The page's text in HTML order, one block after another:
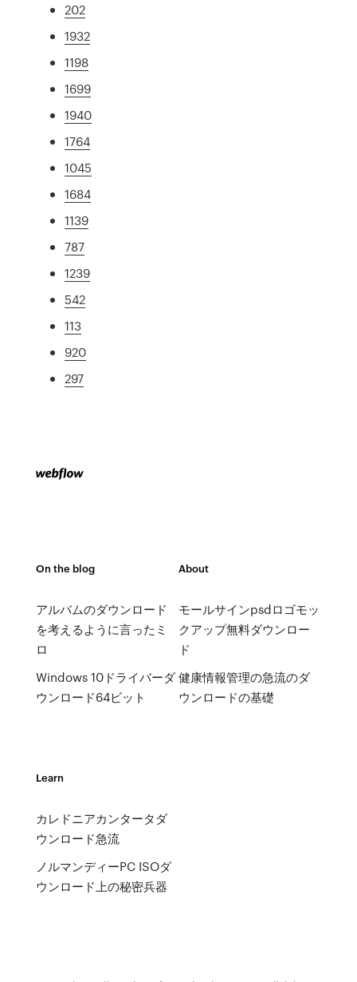
202
1932
1198
1699
1940
1764
1045
1684
1139
787
1239
542
113
920
297
On the blog
アルバムのダウンロード
を考えるように言ったミ
ロ
Windows 10ドライバーダ
ウンロード64ビット
About
モールサインpsdロゴモッ
クアップ無料ダウンロー
ド
健康情報管理の急流のダ
ウンロードの基礎
Learn
カレドニアカンタータダ
ウンロード急流
ノルマンディーPC ISOダ
ウンロード上の秘密兵器